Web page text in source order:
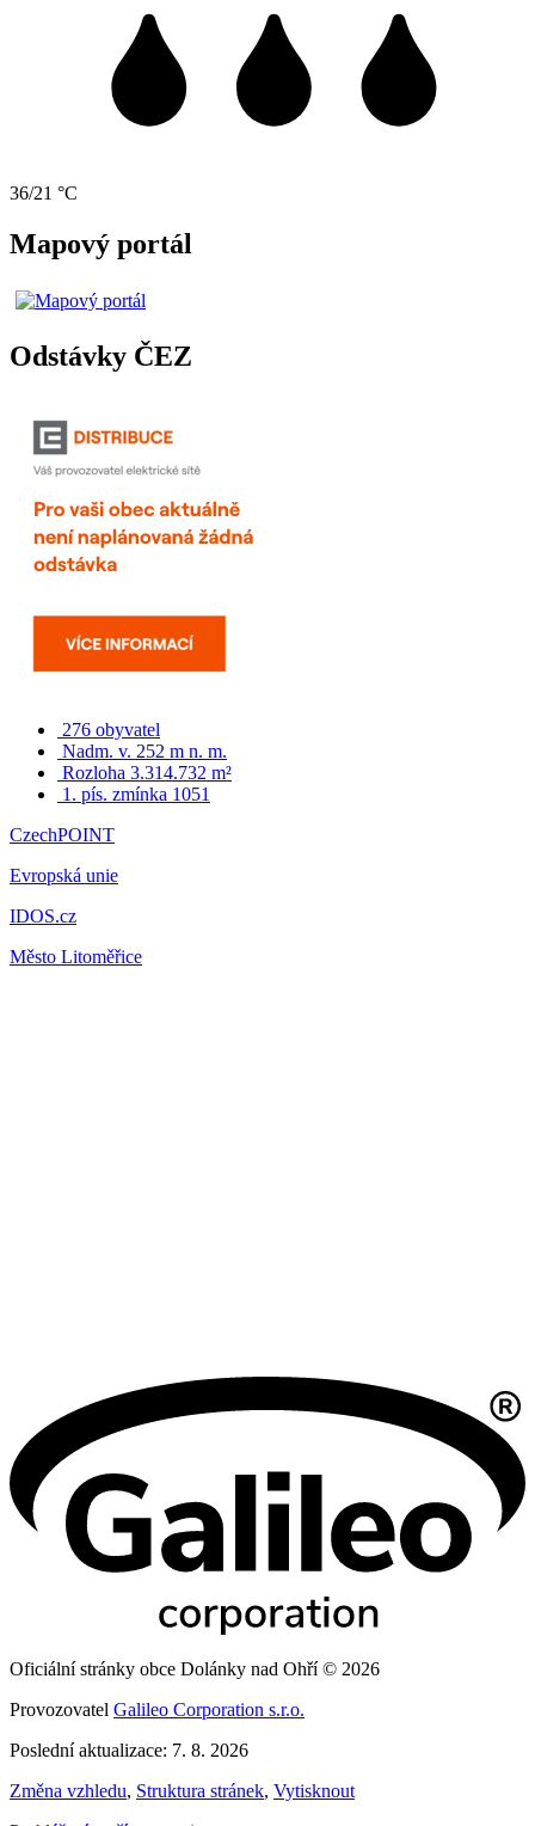
36/21 °C
Mapový portál
Odstávky ČEZ
276 obyvatel
Nadm. v. 252 m n. m.
Rozloha 3.314.732 m²
1. pís. zmínka 1051
CzechPOINT
Evropská unie
IDOS.cz
Město Litoměřice
Oficiální stránky obce Dolánky nad Ohří © 2026
Provozovatel Galileo Corporation s.r.o.
Poslední aktualizace: 7. 8. 2026
Změna vzhledu, Struktura stránek, Vytisknout